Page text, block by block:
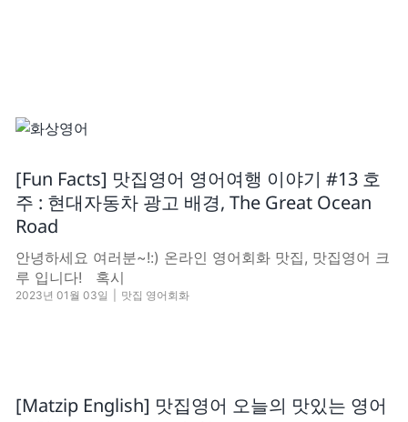
[Fun Facts] 맛집영어 영어여행 이야기 #13 호
주 : 현대자동차 광고 배경, The Great Ocean
Road
​안녕하세요 여러분~!:) 온라인 영어회화 맛집, 맛집영어 크
루 입니다! 혹시
2023년 01월 03일 맛집 영어회화
[Matzip English] 맛집영어 오늘의 맛있는 영어